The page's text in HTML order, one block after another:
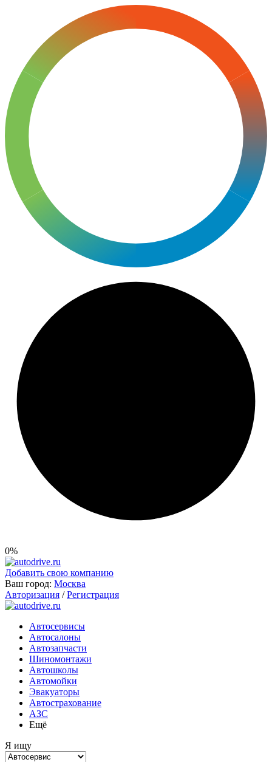
0%
Добавить свою компанию
Ваш город: Москва
Авторизация / Регистрация
Автосервисы
Автосалоны
Автозапчасти
Шиномонтажи
Автошколы
Автомойки
Эвакуаторы
Автострахование
АЗС
Ещё
Я ищу